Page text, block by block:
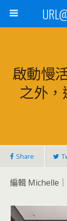
啟動慢
之外
Share
編輯 Michelle